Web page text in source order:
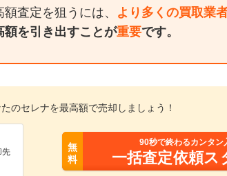
査定を狙うには、
より多くの買取業
額を引き出すことが重要です。
のセレナを最高額で売却しましょう！
先
無
料
90秒で終わるカンタン
一括査定依頼ス